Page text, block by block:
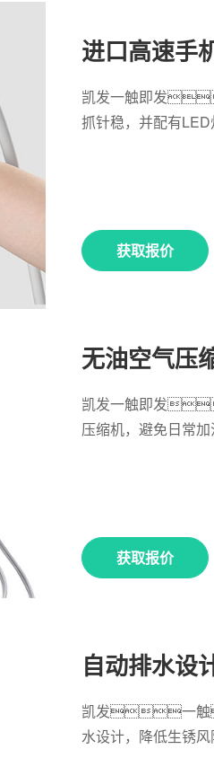
进口高速手
凯发一触即发
抓针稳，并配有
获取报价
无油空气压
凯发一触即发
压缩机，避免日常
获取报价
自动排水设
凯发一触
水设计，降低生锈